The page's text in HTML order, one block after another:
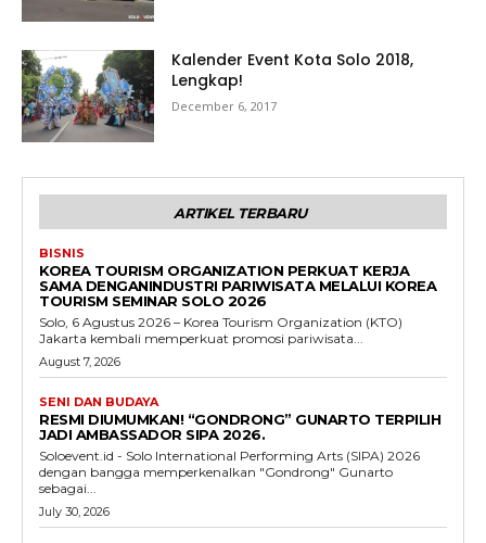
Kalender Event Kota Solo 2018,
Lengkap!
December 6, 2017
ARTIKEL TERBARU
BISNIS
KOREA TOURISM ORGANIZATION PERKUAT KERJA
SAMA DENGANINDUSTRI PARIWISATA MELALUI KOREA
TOURISM SEMINAR SOLO 2026
Solo, 6 Agustus 2026 – Korea Tourism Organization (KTO)
Jakarta kembali memperkuat promosi pariwisata...
August 7, 2026
SENI DAN BUDAYA
RESMI DIUMUMKAN! “GONDRONG” GUNARTO TERPILIH
JADI AMBASSADOR SIPA 2026.
Soloevent.id - Solo International Performing Arts (SIPA) 2026
dengan bangga memperkenalkan "Gondrong" Gunarto
sebagai...
July 30, 2026